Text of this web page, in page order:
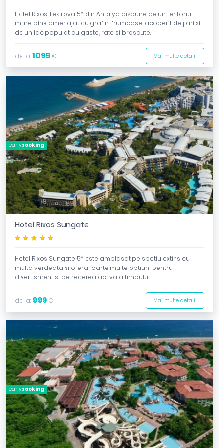
Hotel Rixos Tekirova 5* din Antalya dispune de un teritoriu
mare bine amenajat cu grafini frumoase, acoperit de pini si
de un lac populat cu gaste, rate si broscute.
de la:1099€ Mai multe detalii
Hotel Rixos Sungate
earlybooking
Hotel Rixos Sungate 5* este amplasat pe spatiu extins cu
multa verdeata si ofera foarte multe optiuni pentru
divertisment si petrecerea activa a timpului.
de la: 999€ Mai multe detalii
earlybooking